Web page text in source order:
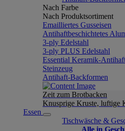
Nach Farbe
Nach Produktsortiment
Emailliertes Gusseisen
Antihaftbeschichtetes
3-ply Edelstahl
3-ply PLUS Edelstahl
Essential Keramik-
Steinzeug
Antihaft-Backformen
Zeit zum Brotbacken
Knusprige Kruste, luftige
Essen
Tischwäsche &
Alle in